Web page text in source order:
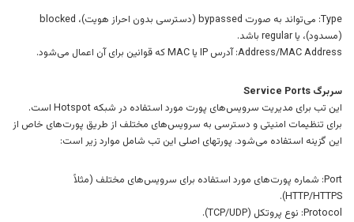
Type: می‌تواند به صورت bypassed (دسترسی بدون احراز هویت)، blocked
(مسدود)، یا regular باشد.
Address/MAC Address: آدرس IP یا MAC که قوانین برای آن اعمال می‌شود.
سربرگ Service Ports
این تب برای مدیریت سرویس‌های پورت مورد استفاده در شبکه Hotspot است.
برای تنظیمات امنیتی و دسترسی به سرویس‌های مختلف از طریق پورت‌های خاص از
این گزینه استفاده می‌شود. پورتهای اصلی این تب شامل موارد زیر است:
Port: شماره پورت‌های مورد استفاده برای سرویس‌های مختلف (مثلاً
HTTP/HTTPS).
Protocol: نوع پروتکل (TCP/UDP).